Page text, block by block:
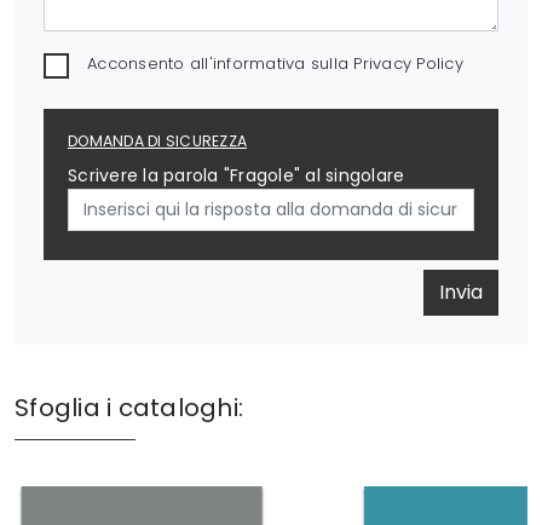
Acconsento all'informativa sulla Privacy Policy
DOMANDA DI SICUREZZA
Scrivere la parola "Fragole" al singolare
Invia
Sfoglia i cataloghi: